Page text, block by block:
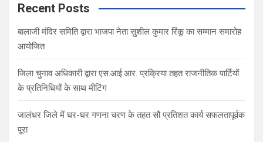
Recent Posts
बालाजी मंदिर समिति द्वारा भाजपा नेता सुशील कुमार रिंकू का सम्मान समारोह
आयोजित
जिला चुनाव अधिकारी द्वारा एस.आई.आर. प्रक्रिया तहत राजनीतिक पार्टियों
के प्रतिनिधियों के साथ मीटिंग
जालंधर जिले में घर-घर गणना चरण के तहत सौ प्रतिशत कार्य सफलतापूर्वक
पूरा